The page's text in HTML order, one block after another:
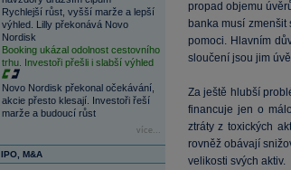
Rychlejší růst, vyšší marže a lepší
výhled. Lilly překonává Novo
Nordisk
Booking ukázal odolnost cestovního
trhu. Investoři přešli i slabší výhled
Novo Nordisk překonal očekávání,
akcie přesto klesají. Investoři řeší
marže a budoucí růst
více...
IPO, M&A
propad objemu
banka musí
pomoci. Hlavním
sloučení jsou jim
Za ještě hlubší
financuje jen o
ztráty z toxických
rovněž obávají
velikosti svých aktiv.